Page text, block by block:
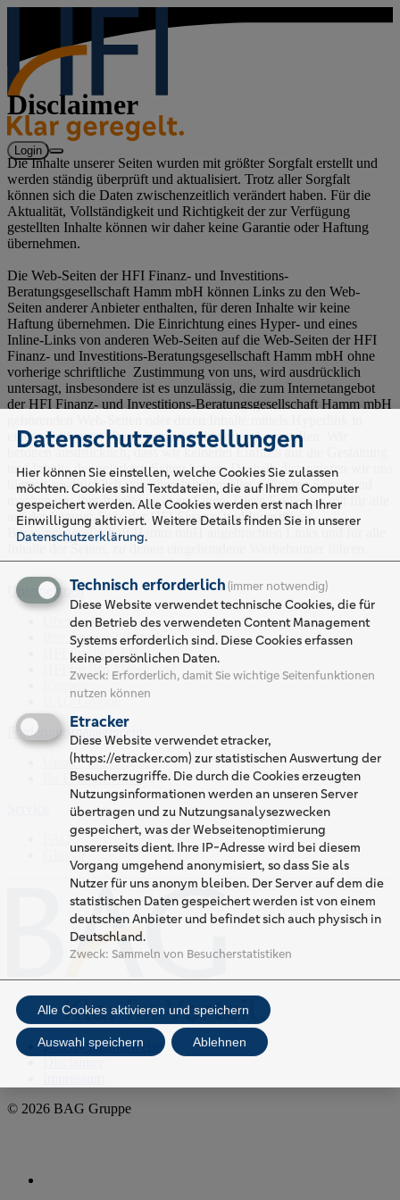
Login
Disclaimer
Die Inhalte unserer Seiten wurden mit größter Sorgfalt erstellt und
werden ständig überprüft und aktualisiert. Trotz aller Sorgfalt
können sich die Daten zwischenzeitlich verändert haben. Für die
Aktualität, Vollständigkeit und Richtigkeit der zur Verfügung
gestellten Inhalte können wir daher keine Garantie oder Haftung
übernehmen.
Die Web-Seiten der HFI Finanz- und Investitions-
Beratungsgesellschaft Hamm mbH können Links zu den Web-
Seiten anderer Anbieter enthalten, für deren Inhalte wir keine
Haftung übernehmen. Die Einrichtung eines Hyper- und eines
Inline-Links von anderen Web-Seiten auf die Web-Seiten der HFI
Finanz- und Investitions-Beratungsgesellschaft Hamm mbH ohne
vorherige schriftliche Zustimmung von uns, wird ausdrücklich
untersagt, insbesondere ist es unzulässig, die zum Internetangebot
der HFI Finanz- und Investitions-Beratungsgesellschaft Hamm mbH
einem Teilfenster (frame) einzubinden oder darzustellen. Wir
betonen ausdrücklich, dass wir keinerlei Einfluss auf die Gestaltung
und Inhalte der gelinkten Seiten haben. Deshalb distanzieren wir uns
hiermit ausdrücklich von allen Inhalten aller gelinkten Seiten und
machen uns ihre Inhalte nicht zu Eigen. Diese Erklärung gilt für alle
auf der Internet-Seite der HFI Finanz- und Investitions-
Beratungsgesellschaft Hamm mbH angebrachten Links und für alle
Inhalte der Seiten, zu denen eingebundene Werbebanner führen.
Unternehmen
Über uns
Ihre Ansprechpartner
HFI für die GFG
HFI für den Mittelstand
BAG Gruppe
Forderungsmanagement
Unsere Leistungen
Ihr Erfolgsmodell
FAQ
Glossar
Datenschutzhinweise
© 2026 BAG Gruppe
Datenschutzeinstellungen
Hier können Sie einstellen, welche Cookies Sie zulassen
möchten. Cookies sind Textdateien, die auf Ihrem Computer
gespeichert werden. Alle Cookies werden erst nach Ihrer
Einwilligung aktiviert. Weitere Details finden Sie in unserer
Datenschutzerklärung.
Technisch erforderlich (immer notwendig)
Diese Website verwendet technische Cookies, die für
den Betrieb des verwendeten Content Management
Systems erforderlich sind. Diese Cookies erfassen
keine persönlichen Daten.
Zweck: Erforderlich, damit Sie wichtige Seitenfunktionen
nutzen können
Etracker
Diese Website verwendet etracker,
(https://etracker.com) zur statistischen Auswertung der
Besucherzugriffe. Die durch die Cookies erzeugten
Nutzungsinformationen werden an unseren Server
übertragen und zu Nutzungsanalysezwecken
gespeichert, was der Webseitenoptimierung
unsererseits dient. Ihre IP-Adresse wird bei diesem
Vorgang umgehend anonymisiert, so dass Sie als
Nutzer für uns anonym bleiben. Der Server auf dem die
statistischen Daten gespeichert werden ist von einem
deutschen Anbieter und befindet sich auch physisch in
Deutschland.
Zweck: Sammeln von Besucherstatistiken
Alle Cookies aktivieren und speichern
Auswahl speichern Ablehnen